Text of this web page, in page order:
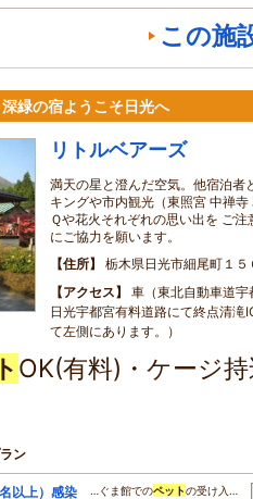
この施
緑の宿ようこそ日光へ
リトルベアーズ
満天の星と澄んだ空気。他宿泊者
キングや市内観光（東照宮 中禅
Ｑや花火それぞれの思い出を ご
にご協力を願います。
住所
栃木県日光市細尾町１５
アクセス
車（東北自動車道
日光宇都宮有料道路にて終点清滝
て左側にあります。）
OK(有料)・ケージ
ン
以上）感染 …ぐま館でのペットの受け入…